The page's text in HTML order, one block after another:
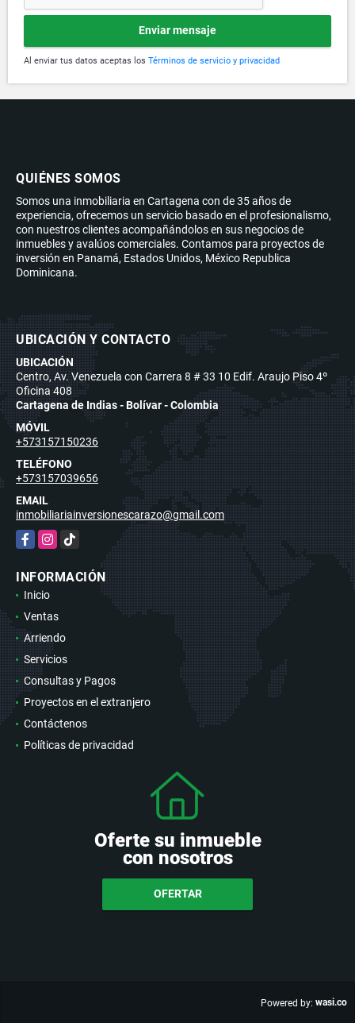
Enviar mensaje
Al enviar tus datos aceptas los Términos de servicio y privacidad
QUIÉNES SOMOS
Somos una inmobiliaria en Cartagena con de 35 años de
experiencia, ofrecemos un servicio basado en el profesionalismo,
con nuestros clientes acompañándolos en sus negocios de
inmuebles y avalúos comerciales. Contamos para proyectos de
inversión en Panamá, Estados Unidos, México Republica
Dominicana.
UBICACIÓN Y CONTACTO
UBICACIÓN
Centro, Av. Venezuela con Carrera 8 # 33 10 Edif. Araujo Piso 4º
Oficina 408
Cartagena de Indias - Bolívar - Colombia
MÓVIL
+573157150236
TELÉFONO
+573157039656
EMAIL
inmobiliariainversionescarazo@gmail.com
FacebookInstagram
TikTok
INFORMACIÓN
Inicio
Ventas
Arriendo
Servicios
Consultas y Pagos
Proyectos en el extranjero
Contáctenos
Políticas de privacidad
Oferte su inmueble
con nosotros
OFERTAR
Powered by: wasi.co